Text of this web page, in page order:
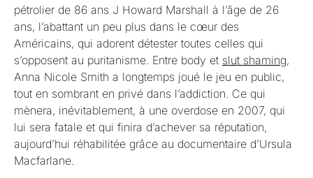
pétrolier de 86 ans J Howard Marshall à l’âge de 26
ans, l’abattant un peu plus dans le cœur des
Américains, qui adorent détester toutes celles qui
s’opposent au puritanisme. Entre body et slut shaming,
Anna Nicole Smith a longtemps joué le jeu en public,
tout en sombrant en privé dans l’addiction. Ce qui
mènera, inévitablement, à une overdose en 2007, qui
lui sera fatale et qui finira d’achever sa réputation,
aujourd’hui réhabilitée grâce au documentaire d’Ursula
Macfarlane.